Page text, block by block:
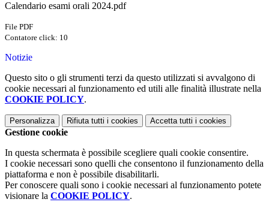
Calendario esami orali 2024.pdf
File PDF
Contatore click: 10
Notizie
Questo sito o gli strumenti terzi da questo utilizzati si avvalgono di
cookie necessari al funzionamento ed utili alle finalità illustrate nella
COOKIE POLICY.
Personalizza Rifiuta tutti i cookies Accetta tutti i cookies
Gestione cookie
In questa schermata è possibile scegliere quali cookie consentire.
I cookie necessari sono quelli che consentono il funzionamento della
piattaforma e non è possibile disabilitarli.
Per conoscere quali sono i cookie necessari al funzionamento potete
visionare la COOKIE POLICY.